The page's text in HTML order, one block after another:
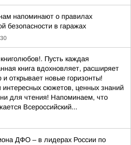
напоминают о правилах
безопасности в гаражах
Пусть каждая
книга вдохновляет, расширяет
и открывает новые горизонты!
сюжетов, ценных знаний
для чтения! Напоминаем, что
Всероссийский...
ДФО – в лидерах России по